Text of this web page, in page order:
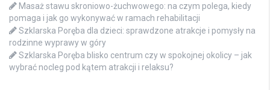
Masaż stawu skroniowo-żuchwowego: na czym polega, kiedy
pomaga i jak go wykonywać w ramach rehabilitacji
Szklarska Poręba dla dzieci: sprawdzone atrakcje i pomysły na
rodzinne wyprawy w góry
Szklarska Poręba blisko centrum czy w spokojnej okolicy – jak
wybrać nocleg pod kątem atrakcji i relaksu?